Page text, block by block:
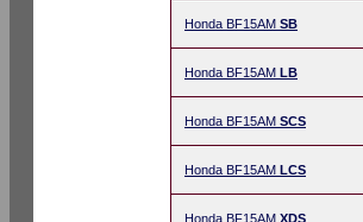
Honda BF15AM SB
Honda BF15AM LB
Honda BF15AM SCS
Honda BF15AM LCS
Honda BF15AM XDS